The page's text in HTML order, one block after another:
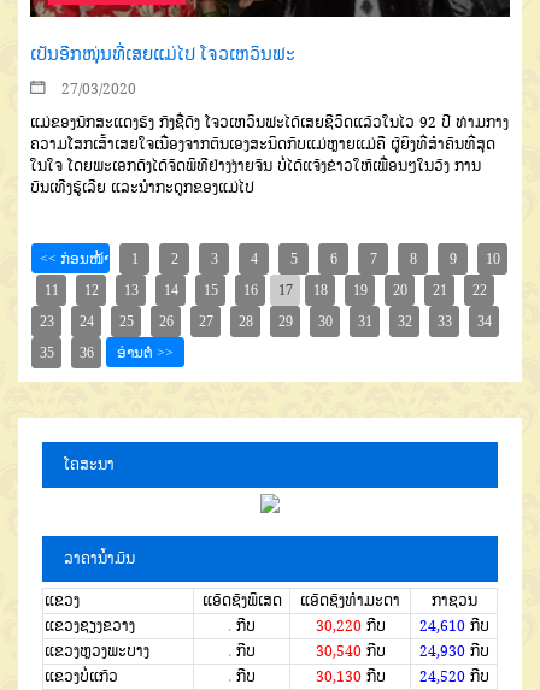
ເປັນອີກໜຸ່ນທີ່ເສຍແມ່ໄປ ໂຈວເຫວິນຟະ
27/03/2020
ແມ່ຂອງນັກສະແດງຮົງ ກົງຊື່ດັງ ໂຈວເຫວິນຟະໄດ້ເສຍຊີວິດແລ້ວໃນໄວ 92 ປີ ທ່າມກາງ
ຄວາມໂສກເສົ້າເສຍໃຈເນື່ອງຈາກຕົນເອງສະນິດກັບແມ່ຫຼາຍແມ່ຄື ຜູ້ຍິງທີ່ສໍາຄັນທີ່ສຸດ
ໃນໃຈ ໂດຍພະເອກດັງໄດ້ຈັດພິທີຢ່າງງ່າຍຈົນ ບໍ່ໄດ້ແຈ້ງຂ່າວໃຫ້ເພື່ອນໆໃນວົງ ການ
ບັນເທີງຮູ້ເລີຍ ແລະນໍາກະດູກຂອງແມ່ໄປ
ໂຄສະນາ
ລາຄານໍ້າມັນ
ແຂວງ ແອັດຊັງພິເສດ ແອັດຊັງທຳມະດາ
ກາຊວນ
ແຂວງຊຽງຂວາງ
. ກີບ 30,220ກີບ 24,610ກີບ
ແຂວງຫຼວງພະບາງ
. ກີບ 30,540ກີບ 24,930ກີບ
ແຂວງບໍ່ແກ້ວ
. ກີບ 30,130ກີບ 24,520ກີບ